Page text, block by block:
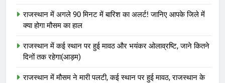
राजस्थान में अगले 90 मिनट में बारिश का अलर्ट! जानिए आपके जिले में
क्या होगा मौसम का हाल
राजस्थान में कई स्थान पर हुई मावठ और भयंकर ओलाव्रष्टि, जाने कितने
दिनों तक रहेगा(आड़म)
राजस्थान में मौसम ने मारी पलटी, कई स्थान पर हुई मावठ, राजस्थान के